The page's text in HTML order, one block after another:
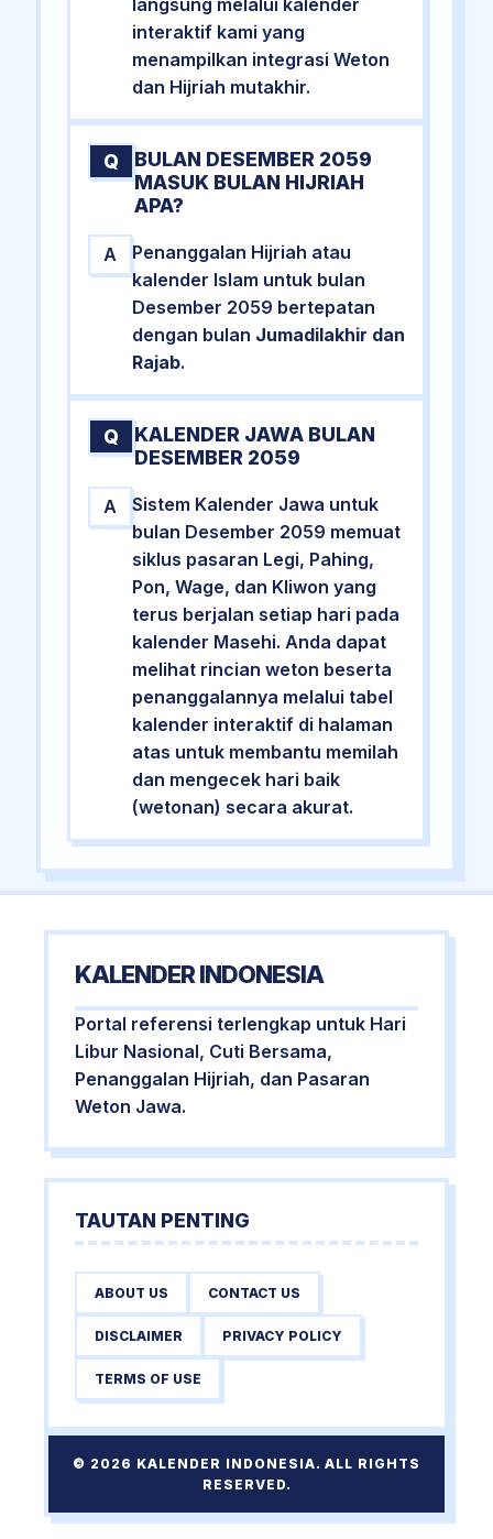
interaktif kami yang
menampilkan integrasi Weton
dan Hijriah mutakhir.
Q
BULAN DESEMBER 2059
MASUK BULAN HIJRIAH
APA?
A
Penanggalan Hijriah atau
kalender Islam untuk bulan
Desember 2059 bertepatan
dengan bulan Jumadilakhir dan
Rajab.
Q
KALENDER JAWA BULAN
DESEMBER 2059
A
Sistem Kalender Jawa untuk
bulan Desember 2059 memuat
siklus pasaran Legi, Pahing,
Pon, Wage, dan Kliwon yang
terus berjalan setiap hari pada
kalender Masehi. Anda dapat
melihat rincian weton beserta
penanggalannya melalui tabel
kalender interaktif di halaman
atas untuk membantu memilah
dan mengecek hari baik
(wetonan) secara akurat.
KALENDER INDONESIA
Portal referensi terlengkap untuk Hari
Libur Nasional, Cuti Bersama,
Penanggalan Hijriah, dan Pasaran
Weton Jawa.
TAUTAN PENTING
ABOUT US CONTACT US
DISCLAIMER PRIVACY POLICY
TERMS OF USE
© 2026 KALENDER INDONESIA. ALL RIGHTS
RESERVED.